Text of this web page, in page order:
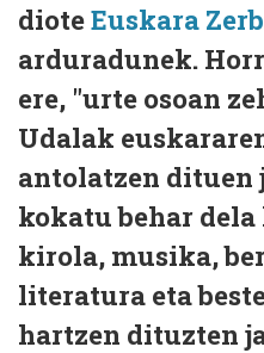
dioteEuskara
arduradunek.
ere, "urte osoan
Udalak
antolatzen dituen
kokatu behar
kirola, musika,
literatura eta
hartzen dituzten